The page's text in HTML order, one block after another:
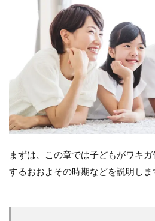
まずは、この章では子どもがワキ
するおおよその時期などを説明しま